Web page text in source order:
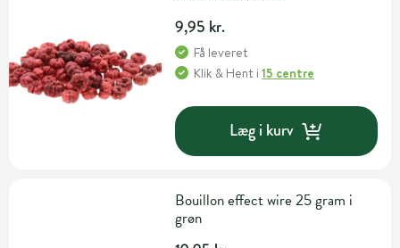
9,95 kr.
Få leveret
Klik & Hent i15 centre
Læg i kurv
Bouillon effect wire 25 gram i
grøn